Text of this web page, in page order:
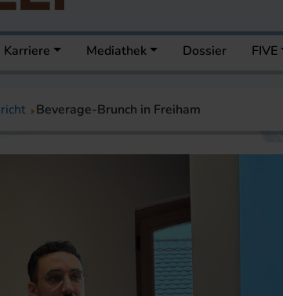
Karriere Mediathek Dossier FIVE
Beverage-Brunch in Freiham